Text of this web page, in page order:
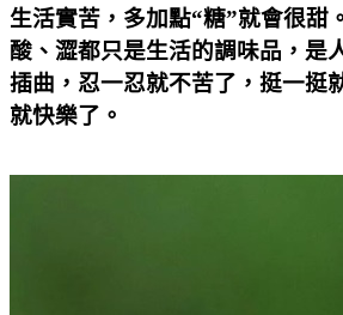
生活實苦，多加點“糖”就會很甜
酸、澀都只是生活的調味品，是
插曲，忍一忍就不苦了，挺一挺
就快樂了。